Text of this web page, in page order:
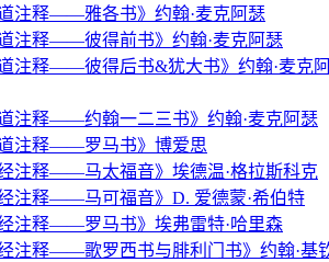
道注释——雅各书》约翰·麦克阿瑟
道注释——彼得前书》约翰·麦克阿瑟
道注释——彼得后书&犹大书》约翰·麦克
道注释——约翰一二三书》约翰·麦克阿瑟
道注释——罗马书》博爱思
经注释——马太福音》埃德温·格拉斯科克
经注释——马可福音》D. 爱德蒙·希伯特
经注释——罗马书》埃弗雷特·哈里森
经注释——歌罗西书与腓利门书》约翰·基